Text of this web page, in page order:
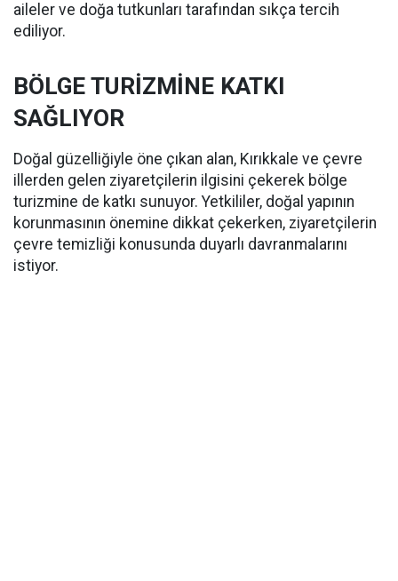
aileler ve doğa tutkunları tarafından sıkça tercih
ediliyor.
BÖLGE TURİZMİNE KATKI
SAĞLIYOR
Doğal güzelliğiyle öne çıkan alan, Kırıkkale ve çevre
illerden gelen ziyaretçilerin ilgisini çekerek bölge
turizmine de katkı sunuyor. Yetkililer, doğal yapının
korunmasının önemine dikkat çekerken, ziyaretçilerin
çevre temizliği konusunda duyarlı davranmalarını
istiyor.